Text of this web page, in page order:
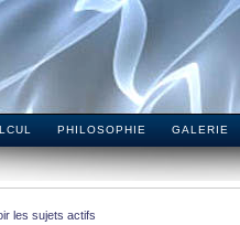
PHILOSOPHIE GALERIE
les sujets actifs